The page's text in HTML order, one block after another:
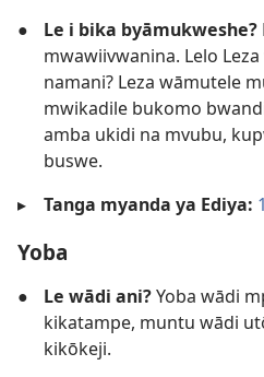
●
Le i bika byāmukweshe?
mwawiivwanina. Lelo
namani? Leza wāmutele
mwikadile bukomo
amba ukidi na mvubu,
buswe.
▸
Tanga myanda ya Ediya:
Yoba
● Le wādi ani?Yoba wādi
kikatampe, muntu wādi
kikōkeji.